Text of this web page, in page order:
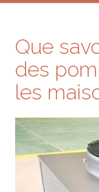
Que
des
les